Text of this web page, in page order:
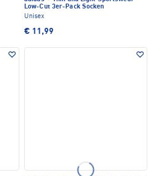
Low-Cut 3er-Pack Socken
Unisex
€ 11,99